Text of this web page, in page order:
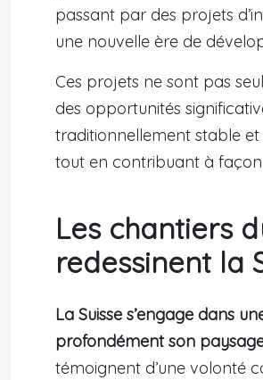
passant par des projets
une nouvelle ère de
Ces projets ne sont pas
des opportunités
traditionnellement stable
tout en contribuant à
Les chantiers
redessinent la
La Suisse s’engage dans
profondément son
témoignent d’une volonté